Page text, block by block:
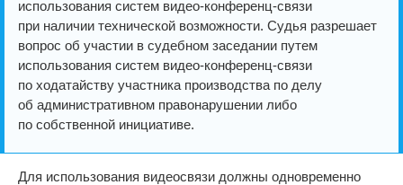
использования систем видео-конференц-связи
при наличии технической возможности. Судья разрешает
вопрос об участии в судебном заседании путем
использования систем видео-конференц-связи
по ходатайству участника производства по делу
об административном правонарушении либо
по собственной инициативе.
Для использования видеосвязи должны одновременно